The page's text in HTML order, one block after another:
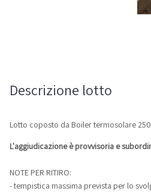
Descrizione lotto
Lotto coposto da Boiler termosolare
L'aggiudicazione è provvisoria e
NOTE PER RITIRO:
- tempistica massima prevista per lo